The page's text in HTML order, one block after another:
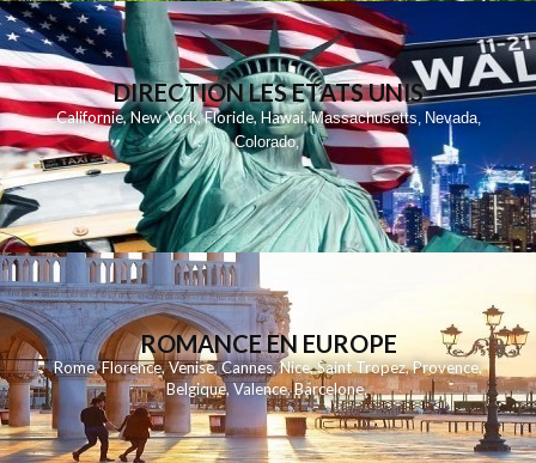
DIRECTION LES ETATS UNIS
Californie,New York,Floride,Hawai,Massachusetts, Nevada,
Colorado,
ROMANCE EN EUROPE
Rome,Florence,Venise,Cannes,Nice,Saint Tropez,Provence,
Belgique,Valence,Barcelone,